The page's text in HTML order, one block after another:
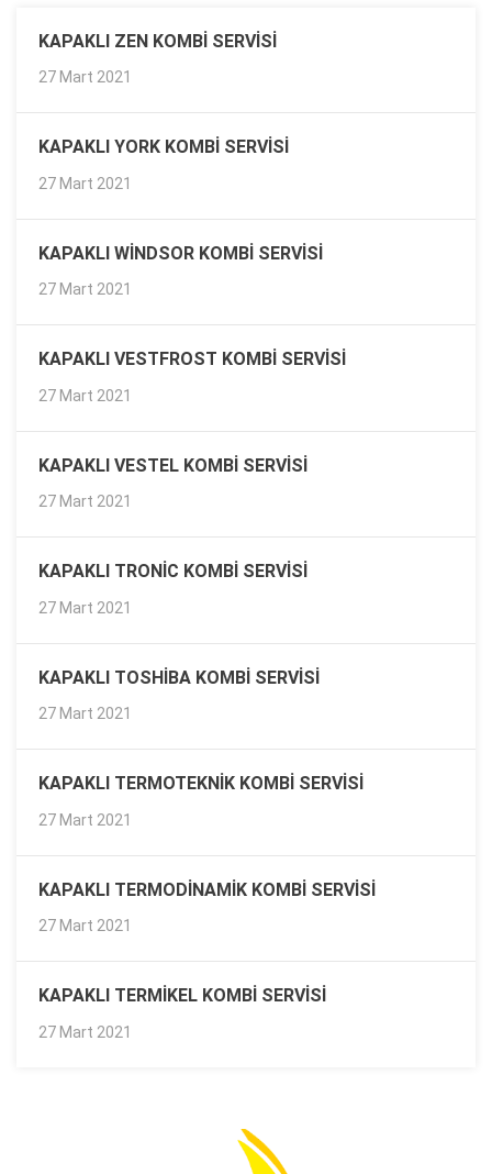
KAPAKLI ZEN KOMBI SERVISI
27 Mart 2021
KAPAKLI YORK KOMBI SERVISI
27 Mart 2021
KAPAKLI WINDSOR KOMBI SERVISI
27 Mart 2021
KAPAKLI VESTFROST KOMBI SERVISI
27 Mart 2021
KAPAKLI VESTEL KOMBI SERVISI
27 Mart 2021
KAPAKLI TRONIC KOMBI SERVISI
27 Mart 2021
KAPAKLI TOSHIBA KOMBI SERVISI
27 Mart 2021
KAPAKLI TERMOTEKNIK KOMBI SERVISI
27 Mart 2021
KAPAKLI TERMODINAMIK KOMBI SERVISI
27 Mart 2021
KAPAKLI TERMIKEL KOMBI SERVISI
27 Mart 2021